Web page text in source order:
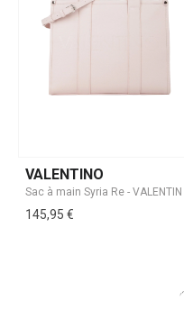
VALENTINO
145,95 €